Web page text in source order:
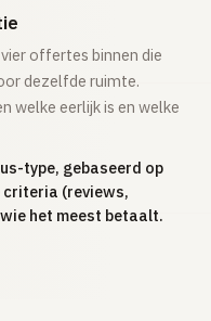
offertes binnen die
dezelfde ruimte.
welke eerlijk is en welke
type, gebaseerd op
(reviews,
het meest betaalt.